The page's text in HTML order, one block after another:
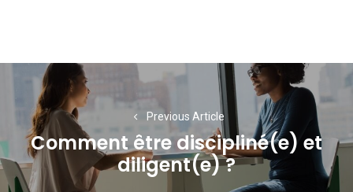
Navigation
de
l’article
Previous Article
Previous
post:
Comment être discipliné(e) et
diligent(e) ?